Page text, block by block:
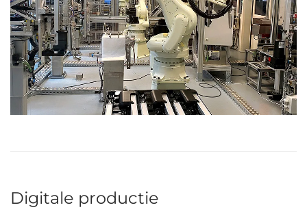
Digitale productie